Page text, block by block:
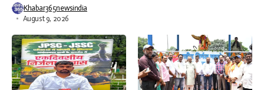
Khabar365newsindia
August 9, 2026